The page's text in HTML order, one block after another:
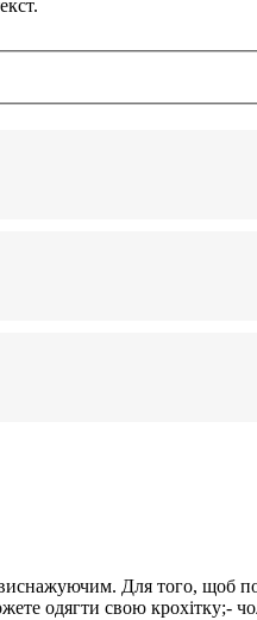
Для того,
одягти свою крохітку;-